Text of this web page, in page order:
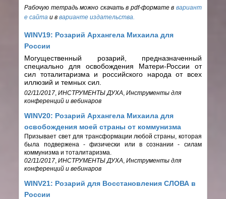
Рабочую тетрадь можно скачать в pdf-формате в вариант
е сайта и вварианте издательства
WINV19: Розарий Архангела Михаила для
России
Могущественный розарий, предназначенный
специально для освобождения Матери-России от
сил тоталитаризма и российского народа от всех
иллюзий и темных сил.
02/11/2017 ,ИНСТРУМЕНТЫ ДУХА ,Инструменты для
конференций и вебинаров
WINV20: Розарий Архангела Михаила для
освобождения моей страны от коммунизма
Призывает свет для трансформации любой страны, которая
была подвержена - физически или в сознании - силам
коммунизма и тоталитаризма.
02/11/2017 ,ИНСТРУМЕНТЫ ДУХА ,Инструменты для
конференций и вебинаров
WINV21: Розарий для Восстановления СЛОВА в
России